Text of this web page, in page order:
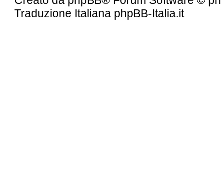
Traduzione Italiana phpBB-Italia.it